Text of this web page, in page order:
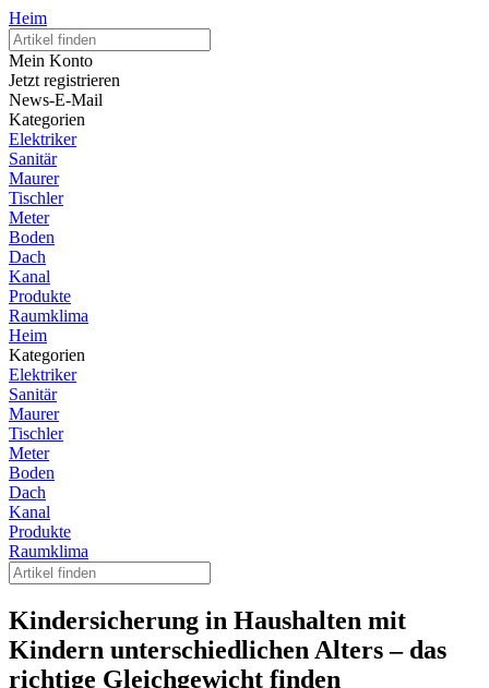
Heim
Mein Konto
Jetzt registrieren
News-E-Mail
Kategorien
Elektriker
Sanitär
Maurer
Tischler
Meter
Boden
Dach
Kanal
Produkte
Raumklima
Heim
Kategorien
Elektriker
Sanitär
Maurer
Tischler
Meter
Boden
Dach
Kanal
Produkte
Raumklima
Kindersicherung in Haushalten mit
Kindern unterschiedlichen Alters – das
richtige Gleichgewicht finden